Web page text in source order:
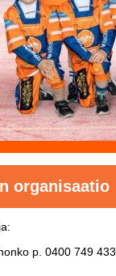
organisaatio
p. 0400 749 433